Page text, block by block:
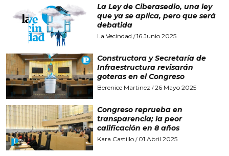
La Ley de Ciberasedio, una ley
que ya se aplica, pero que será
debatida
La Vecindad /16 Junio 2025
Constructora y Secretaría de
Infraestructura revisarán
goteras en el Congreso
Berenice Martinez /26 Mayo 2025
Congreso reprueba en
transparencia; la peor
calificación en 8 años
Kara Castillo/ 01 Abril 2025